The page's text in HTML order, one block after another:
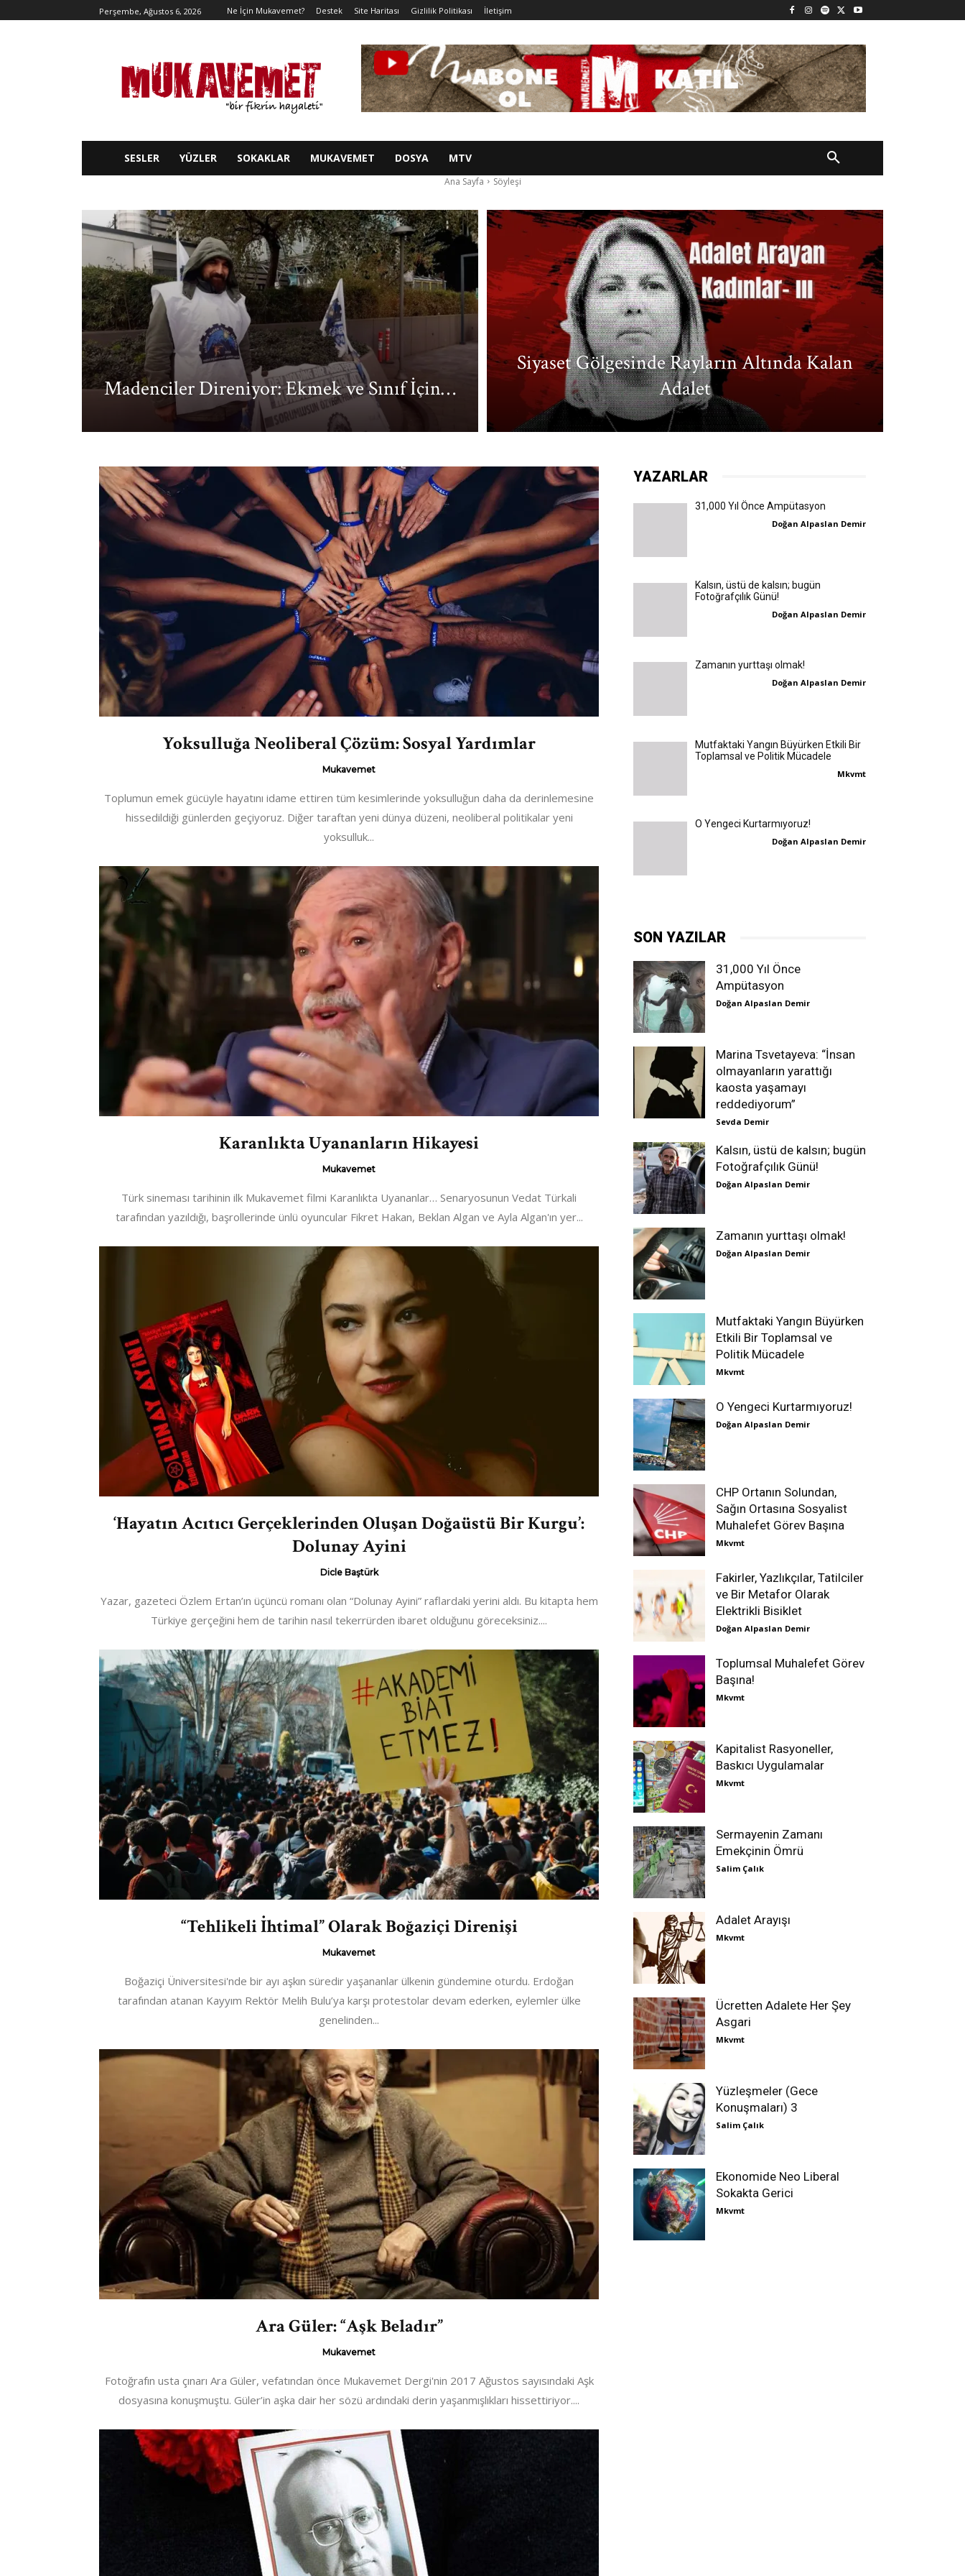
Perşembe, Ağustos 6, 2026 Ne İçin Mukavemet? Destek Site Haritası Gizlilik Politikası İletişim
SESLER YÜZLER SOKAKLAR MUKAVEMET DOSYA MTV
Ana Sayfa Söyleşi
Madenciler Direniyor: Ekmek ve Sınıf İçin…
Siyaset Gölgesinde Rayların Altında Kalan
Adalet
Yoksulluğa Neoliberal Çözüm: Sosyal Yardımlar
Mukavemet
Toplumun emek gücüyle hayatını idame ettiren tüm kesimlerinde yoksulluğun daha da derinlemesine
hissedildiği günlerden geçiyoruz. Diğer taraftan yeni dünya düzeni, neoliberal politikalar yeni
yoksulluk...
Karanlıkta Uyananların Hikayesi
Mukavemet
Türk sineması tarihinin ilk Mukavemet filmi Karanlıkta Uyananlar… Senaryosunun Vedat Türkali
tarafından yazıldığı, başrollerinde ünlü oyuncular Fikret Hakan, Beklan Algan ve Ayla Algan'ın yer...
‘Hayatın Acıtıcı Gerçeklerinden Oluşan Doğaüstü Bir Kurgu’:
Dolunay Ayini
Dicle Baştürk
Yazar, gazeteci Özlem Ertan’ın üçüncü romanı olan “Dolunay Ayini” raflardaki yerini aldı. Bu kitapta hem
Türkiye gerçeğini hem de tarihin nasıl tekerrürden ibaret olduğunu göreceksiniz....
“Tehlikeli İhtimal” Olarak Boğaziçi Direnişi
Mukavemet
Boğaziçi Üniversitesi'nde bir ayı aşkın süredir yaşananlar ülkenin gündemine oturdu. Erdoğan
tarafından atanan Kayyım Rektör Melih Bulu’ya karşı protestolar devam ederken, eylemler ülke
genelinden...
Ara Güler: “Aşk Beladır”
Mukavemet
Fotoğrafın usta çınarı Ara Güler, vefatından önce Mukavemet Dergi'nin 2017 Ağustos sayısındaki Aşk
dosyasına konuşmuştu. Güler’in aşka dair her sözü ardındaki derin yaşanmışlıkları hissettiriyor....
YAZARLAR
31,000 Yıl Önce Ampütasyon
Doğan Alpaslan Demir
Kalsın, üstü de kalsın; bugün
Fotoğrafçılık Günü!
Doğan Alpaslan Demir
Zamanın yurttaşı olmak!
Doğan Alpaslan Demir
Mutfaktaki Yangın Büyürken Etkili Bir
Toplamsal ve Politik Mücadele
Mkvmt
O Yengeci Kurtarmıyoruz!
Doğan Alpaslan Demir
SON YAZILAR
31,000 Yıl Önce
Ampütasyon
Doğan Alpaslan Demir
Marina Tsvetayeva: “İnsan
olmayanların yarattığı
kaosta yaşamayı
reddediyorum”
Sevda Demir
Kalsın, üstü de kalsın; bugün
Fotoğrafçılık Günü!
Doğan Alpaslan Demir
Zamanın yurttaşı olmak!
Doğan Alpaslan Demir
Mutfaktaki Yangın Büyürken
Etkili Bir Toplamsal ve
Politik Mücadele
Mkvmt
O Yengeci Kurtarmıyoruz!
Doğan Alpaslan Demir
CHP Ortanın Solundan,
Sağın Ortasına Sosyalist
Muhalefet Görev Başına
Mkvmt
Fakirler, Yazlıkçılar, Tatilciler
ve Bir Metafor Olarak
Elektrikli Bisiklet
Doğan Alpaslan Demir
Toplumsal Muhalefet Görev
Başına!
Mkvmt
Kapitalist Rasyoneller,
Baskıcı Uygulamalar
Mkvmt
Sermayenin Zamanı
Emekçinin Ömrü
Salim Çalık
Adalet Arayışı
Mkvmt
Ücretten Adalete Her Şey
Asgari
Mkvmt
Yüzleşmeler (Gece
Konuşmaları) 3
Salim Çalık
Ekonomide Neo Liberal
Sokakta Gerici
Mkvmt